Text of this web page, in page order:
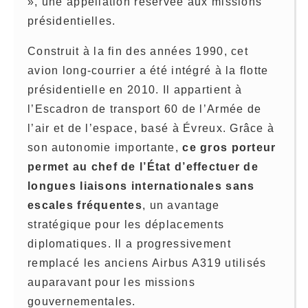
présidentielles.
Construit à la fin des années 1990, cet
avion long-courrier a été intégré à la flotte
présidentielle en 2010. Il appartient à
l’Escadron de transport 60 de l’Armée de
l’air et de l’espace, basé à Évreux. Grâce à
son autonomie importante,ce gros porteur
permet au chef de l’État d’effectuer de
longues liaisons internationales sans
escales fréquentes, un avantage
stratégique pour les déplacements
diplomatiques. Il a progressivement
remplacé les anciens Airbus A319 utilisés
auparavant pour les missions
gouvernementales.